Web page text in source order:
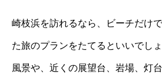
崎枝浜を訪れるなら、ビーチだけ
た旅のプランをたてるといいでし
風景や、近くの展望台、岩場、灯